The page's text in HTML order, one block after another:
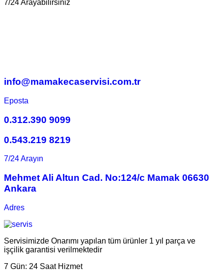
7/24 Arayabilirsiniz
info@mamakecaservisi.com.tr
Eposta
0.312.390 9099
0.543.219 8219
7/24 Arayın
Mehmet Ali Altun Cad. No:124/c Mamak 06630
Ankara
Adres
Servisimizde Onarımı yapılan tüm ürünler 1 yıl parça ve
işçilik garantisi verilmektedir
7 Gün: 24 Saat Hizmet